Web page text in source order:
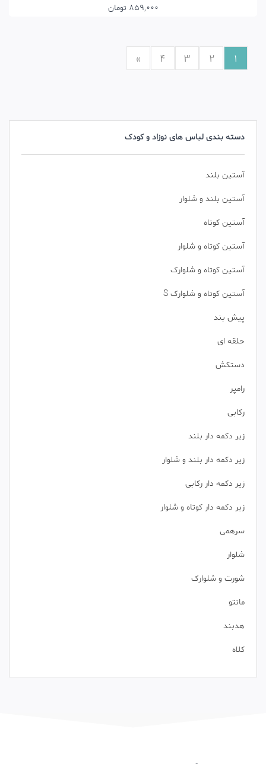
دسته بندی لباس های نوزاد و کودک
آستین بلند
آستین بلند و شلوار
آستین کوتاه
آستین کوتاه و شلوار
آستین کوتاه و شلوارک
آستین کوتاه و شلوارک S
پیش بند
حلقه ای
دستکش
رامپر
رکابی
زیر دکمه دار بلند
زیر دکمه دار بلند و شلوار
زیر دکمه دار رکابی
زیر دکمه دار کوتاه و شلوار
سرهمی
شلوار
شورت و شلوارک
مانتو
هدبند
کلاه
859,000 تومان
1
2
3
4
»